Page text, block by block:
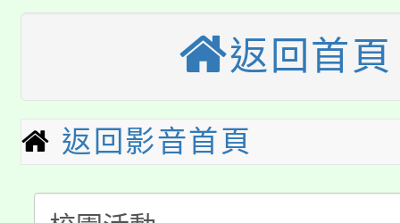
《TA101》溝通分析基
程，歡迎學生輔導中心
心理、諮商輔導、社會
系所師生報名參加。
轉知苗栗縣政府辦理
縣市「校園短影音徵
門員」簡章及活動海報
踴躍報名參加。
桃園市115學年度學生
要點
「桃園市補助參觀特色
展演活動實施計畫」
淨零綠領人才培育課程
公告本校115學年度第
返回首頁
返回影音首頁